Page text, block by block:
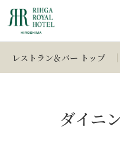
レストラン＆バー トップ
ダイニ